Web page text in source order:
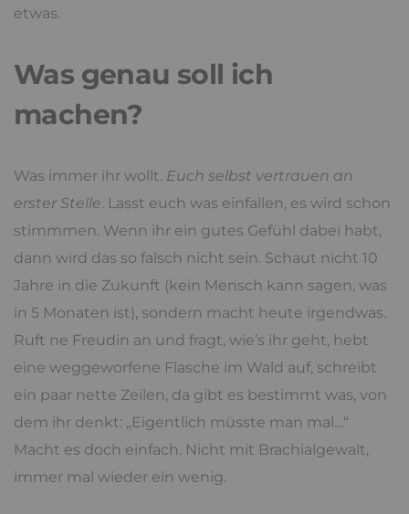
etwas.
Was genau soll ich
machen?
Was immer ihr wollt. Euch selbst vertrauen an
erster Stelle. Lasst euch was einfallen, es wird schon
stimmmen. Wenn ihr ein gutes Gefühl dabei habt,
dann wird das so falsch nicht sein. Schaut nicht 10
Jahre in die Zukunft (kein Mensch kann sagen, was
in 5 Monaten ist), sondern macht heute irgendwas.
Ruft ne Freudin an und fragt, wie’s ihr geht, hebt
eine weggeworfene Flasche im Wald auf, schreibt
ein paar nette Zeilen, da gibt es bestimmt was, von
dem ihr denkt: „Eigentlich müsste man mal…“
Macht es doch einfach. Nicht mit Brachialgewalt,
immer mal wieder ein wenig.